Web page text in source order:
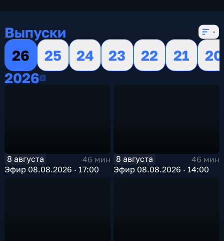
Выпуски
26
25 24 23 22 21
20
20262026
8 августа
46 мин
Эфир 08.08.2026 · 17:00
8 августа
46 мин
Эфир 08.08.2026 · 14:00